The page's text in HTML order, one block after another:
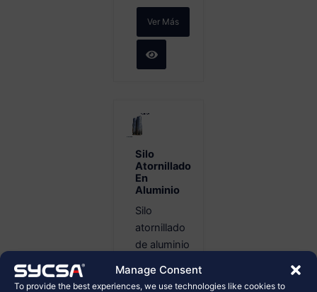
Manage Consent
To provide the best experiences, we use technologies like cookies to
Ver Más
Silo
Atornillado
En
Aluminio
Silo
atornillado
de aluminio
almacenamiento